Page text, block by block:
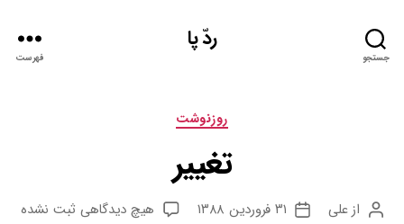
جستجو
ردّ پا
فهرست
دسته‌ها
روزنوشت
تغییر
نویسنده
ازعلی
تاریخ
۳۱ فروردین ۱۳۸۸ هیچ دیدگاهی برای
ثبت نشده